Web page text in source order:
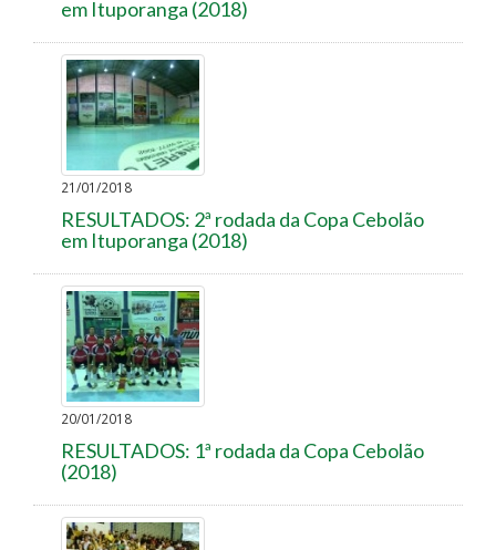
em Ituporanga (2018)
21/01/2018
RESULTADOS: 2ª rodada da Copa Cebolão
em Ituporanga (2018)
20/01/2018
RESULTADOS: 1ª rodada da Copa Cebolão
(2018)